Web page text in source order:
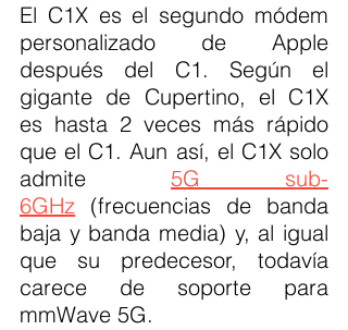
El C1X es el segundo módem
personalizado de Apple
después del C1. Según el
gigante de Cupertino, el C1X
es hasta 2 veces más rápido
que el C1. Aun así, el C1X solo
admite 5G sub-
6GHz (frecuencias de banda
baja y banda media) y, al igual
que su predecesor, todavía
carece de soporte para
mmWave 5G.